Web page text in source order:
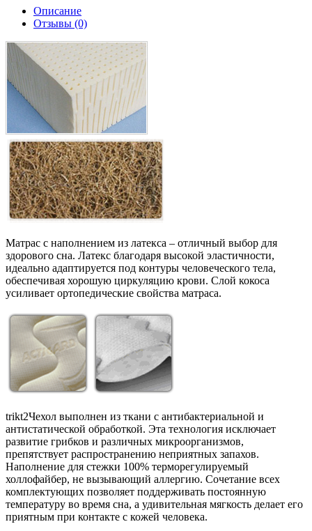
Описание
Отзывы (0)
Матрас с наполнением из латекса – отличный выбор для
здорового сна. Латекс благодаря высокой эластичности,
идеально адаптируется под контуры человеческого тела,
обеспечивая хорошую циркуляцию крови. Слой кокоса
усиливает ортопедические свойства матраса.
trikt2Чехол выполнен из ткани с антибактериальной и
антистатической обработкой. Эта технология исключает
развитие грибков и различных микроорганизмов,
препятствует распространению неприятных запахов.
Наполнение для стежки 100% терморегулируемый
холлофайбер, не вызывающий аллергию. Сочетание всех
комплектующих позволяет поддерживать постоянную
температуру во время сна, а удивительная мягкость делает его
приятным при контакте с кожей человека.